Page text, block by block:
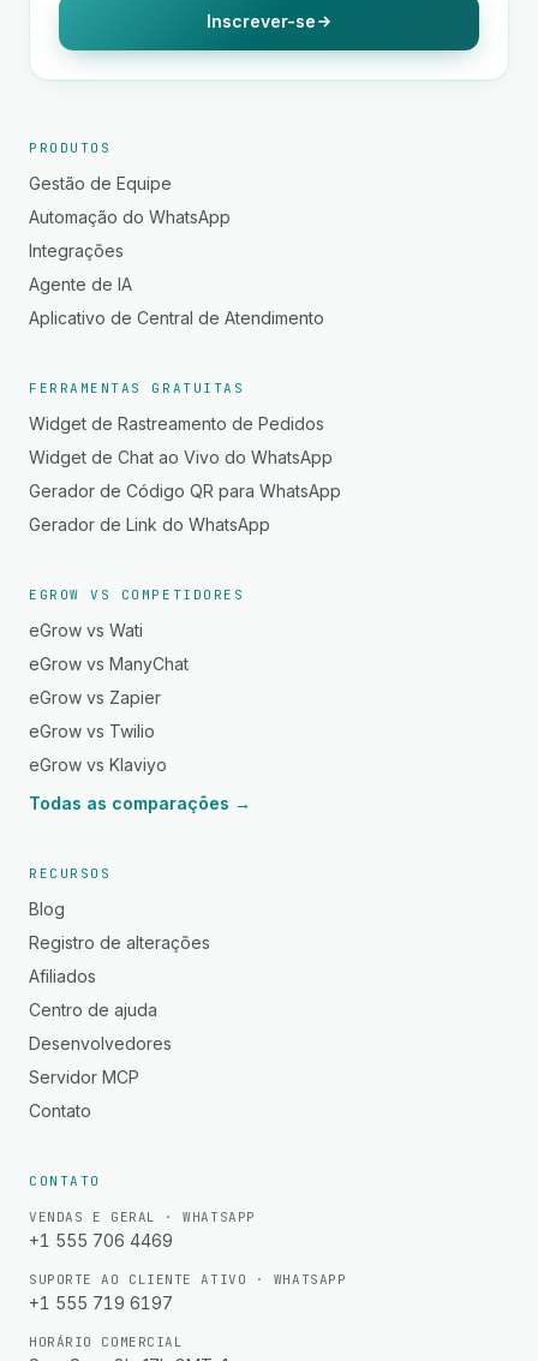
Inscrever-se
PRODUTOS
Gestão de Equipe
Automação do WhatsApp
Integrações
Agente de IA
Aplicativo de Central de Atendimento
FERRAMENTAS GRATUITAS
Widget de Rastreamento de Pedidos
Widget de Chat ao Vivo do WhatsApp
Gerador de Código QR para WhatsApp
Gerador de Link do WhatsApp
EGROW VS COMPETIDORES
eGrow vs Wati
eGrow vs ManyChat
eGrow vs Zapier
eGrow vs Twilio
eGrow vs Klaviyo
Todas as comparações →
RECURSOS
Blog
Registro de alterações
Afiliados
Centro de ajuda
Desenvolvedores
Servidor MCP
Contato
CONTATO
VENDAS E GERAL · WHATSAPP
+1 555 706 4469
SUPORTE AO CLIENTE ATIVO · WHATSAPP
+1 555 719 6197
HORÁRIO COMERCIAL